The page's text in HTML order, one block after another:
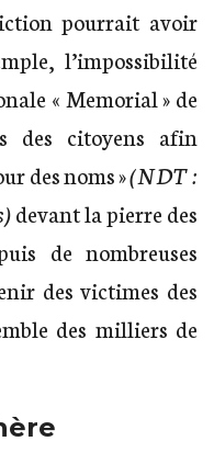
pourrait avoir
l’impossibilité
« Memorial » de
des citoyens afin
des noms »(NDT :
devant la pierre des
de nombreuses
des victimes des
des milliers de